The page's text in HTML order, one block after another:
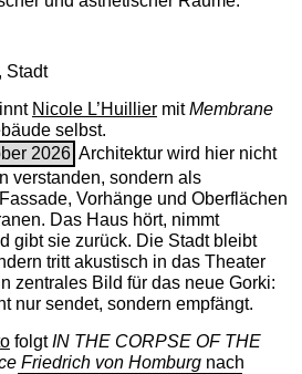
Stadt
Nicole L’Huilliermit ­Membrane
selbst.
2026 Architektur wird hier nicht
verstanden, sondern als
Vorhänge und Oberflächen
Das Haus hört, nimmt
gibt sie zurück. Die Stadt bleibt
tritt akustisch in das Theater
zentrales Bild für das neue Gorki:
nur sendet, sondern empfängt.
folgtIN THE CORPSE OF THE
Friedrich von Homburgnach